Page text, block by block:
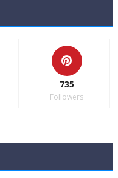
735
Followers